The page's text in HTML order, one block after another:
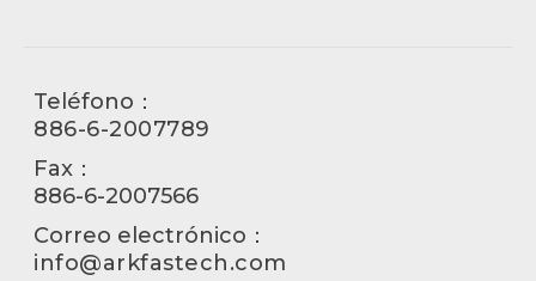
Teléfono：
886-6-2007789
Fax：
886-6-2007566
Correo electrónico：
info@arkfastech.com